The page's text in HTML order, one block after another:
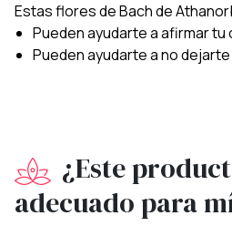
Estas flores de Bach de
Pueden ayudarte a afirmar tu
Pueden ayudarte a no
¿Este
adecuado para